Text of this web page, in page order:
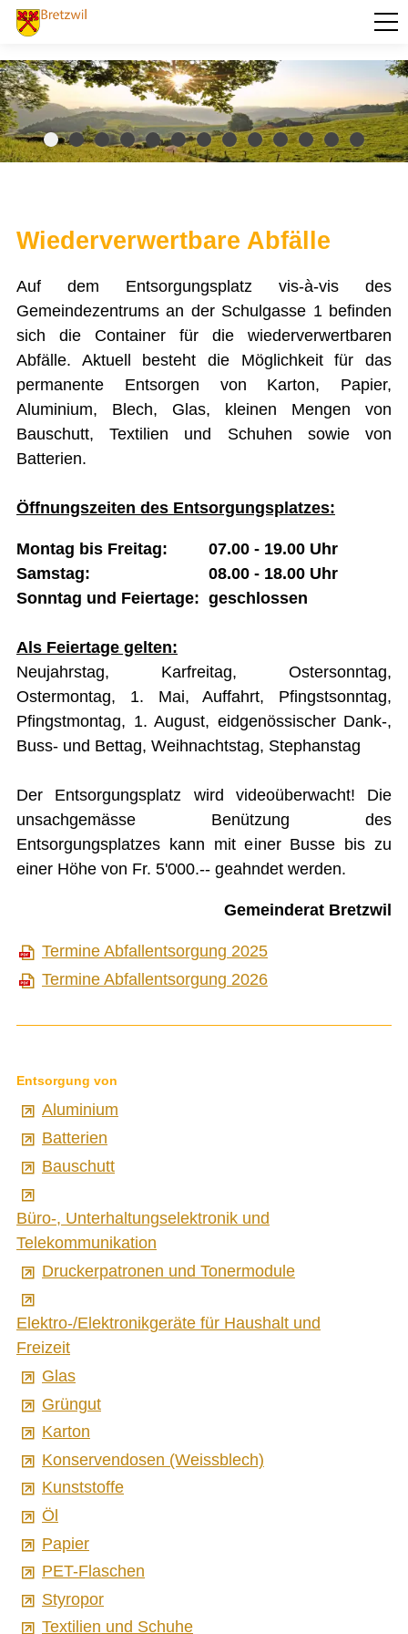
PORTRÄT
AKTUELLES
VERWALTUNG
VERKEHR
SICHERHEIT
ENTSORGUNG UND UMWELT
Baselbieter Energiepaket
Forstbetrieb Frenkentäler
Hundehaltung
Jagdaufsicht Bretzwil
Kant. Nutzungsplanung Gewässer
Leben am Bach
Neophytenentsorgung
Öffentliche Energieberatung
Regionale Pilzkontrollstelle
Transitgasleitung
Wiederverwertbare Abfälle
Werkhof
IMMOBILIENANGEBOTE
STICHWORTVERZEICHNIS
GÄSTEBUCH
Startseite
Inhalt
Datenschutz
Druckansicht
Wiederverwertbare Abfälle
Auf dem Entsorgungsplatz vis-à-vis des
Gemeindezentrums an der Schulgasse 1 befinden
sich die Container für die wiederverwertbaren
Abfälle. Aktuell besteht die Möglichkeit für das
permanente Entsorgen von Karton, Papier,
Aluminium, Blech, Glas, kleinen Mengen von
Bauschutt, Textilien und Schuhen sowie von
Batterien.
Öffnungszeiten des Entsorgungsplatzes:
Montag bis Freitag: 07.00 - 19.00 Uhr
Samstag: 08.00 - 18.00 Uhr
Sonntag und Feiertage: geschlossen
Als Feiertage gelten:
Neujahrstag, Karfreitag, Ostersonntag,
Ostermontag, 1. Mai, Auffahrt, Pfingstsonntag,
Pfingstmontag, 1. August, eidgenössischer Dank-,
Buss- und Bettag, Weihnachtstag, Stephanstag
Der Entsorgungsplatz wird videoüberwacht! Die
unsachgemässe Benützung des
Entsorgungsplatzes kann mit einer Busse bis zu
einer Höhe von Fr. 5'000.-- geahndet werden.
Gemeinderat Bretzwil
Termine Abfallentsorgung 2025
Termine Abfallentsorgung 2026
Entsorgung von
Aluminium
Batterien
Bauschutt
Büro-, Unterhaltungselektronik und
Telekommunikation
Druckerpatronen und Tonermodule
Elektro-/Elektronikgeräte für Haushalt und
Freizeit
Glas
Grüngut
Karton
Konservendosen (Weissblech)
Kunststoffe
Öl
Papier
PET-Flaschen
Styropor
Textilien und Schuhe